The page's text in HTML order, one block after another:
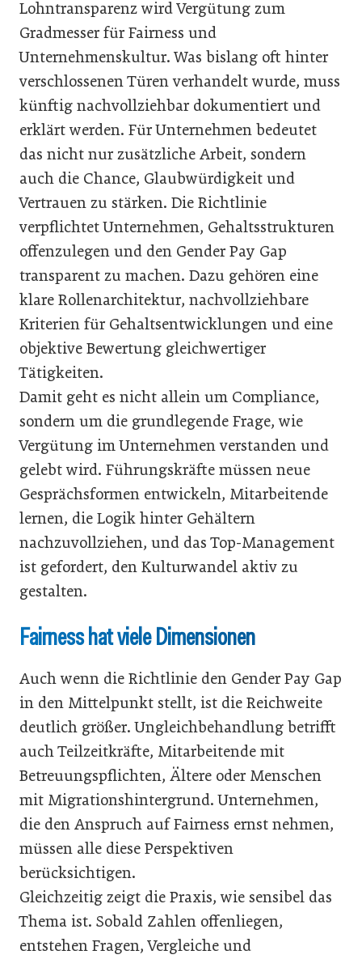
Lohntransparenz wird Vergütung zum
Gradmesser für Fairness und
Unternehmenskultur. Was bislang oft hinter
verschlossenen Türen verhandelt wurde, muss
künftig nachvollziehbar dokumentiert und
erklärt werden. Für Unternehmen bedeutet
das nicht nur zusätzliche Arbeit, sondern
auch die Chance, Glaubwürdigkeit und
Vertrauen zu stärken. Die Richtlinie
verpflichtet Unternehmen, Gehaltsstrukturen
offenzulegen und den Gender Pay Gap
transparent zu machen. Dazu gehören eine
klare Rollenarchitektur, nachvollziehbare
Kriterien für Gehaltsentwicklungen und eine
objektive Bewertung gleichwertiger
Tätigkeiten.
Damit geht es nicht allein um Compliance,
sondern um die grundlegende Frage, wie
Vergütung im Unternehmen verstanden und
gelebt wird. Führungskräfte müssen neue
Gesprächsformen entwickeln, Mitarbeitende
lernen, die Logik hinter Gehältern
nachzuvollziehen, und das Top-Management
ist gefordert, den Kulturwandel aktiv zu
gestalten.
Fairness hat viele Dimensionen
Auch wenn die Richtlinie den Gender Pay Gap
in den Mittelpunkt stellt, ist die Reichweite
deutlich größer. Ungleichbehandlung betrifft
auch Teilzeitkräfte, Mitarbeitende mit
Betreuungspflichten, Ältere oder Menschen
mit Migrationshintergrund. Unternehmen,
die den Anspruch auf Fairness ernst nehmen,
müssen alle diese Perspektiven
berücksichtigen.
Gleichzeitig zeigt die Praxis, wie sensibel das
Thema ist. Sobald Zahlen offenliegen,
entstehen Fragen, Vergleiche und